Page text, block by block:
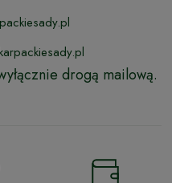
drogą mailową.